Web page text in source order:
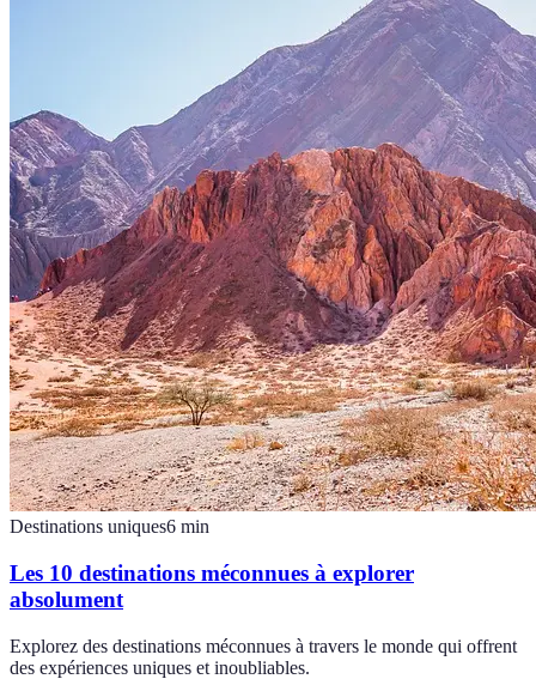
Destinations uniques6 min
Les 10 destinations méconnues à explorer
absolument
Explorez des destinations méconnues à travers le monde qui offrent
des expériences uniques et inoubliables.